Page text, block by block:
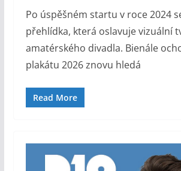
Po úspěšném startu v roce 2024
přehlídka, která oslavuje vizuální
amatérského divadla. Bienále
plakátu 2026 znovu hledá
Read More